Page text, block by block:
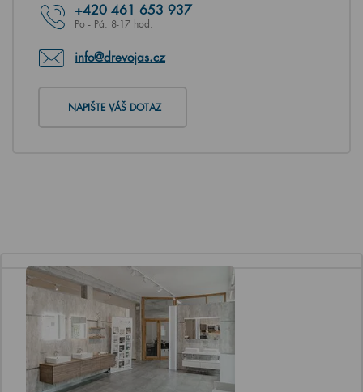
+420 461 653 937
Po - Pá: 8-17 hod.
info@drevojas.cz
NAPIŠTE VÁŠ DOTAZ